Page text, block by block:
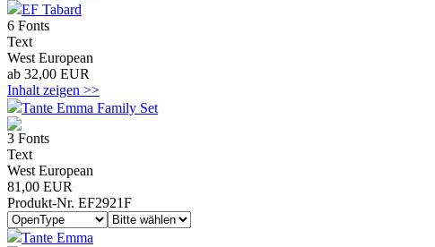
EF Tabard
6 Fonts
Text
West European
ab 32,00 EUR
Inhalt zeigen >>
Tante Emma Family Set
3 Fonts
Text
West European
81,00 EUR
Produkt-Nr. EF2921F
Tante Emma